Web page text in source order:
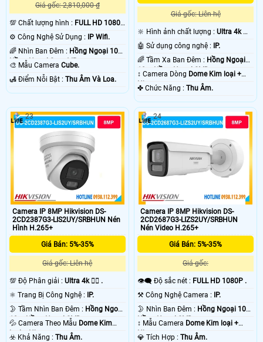
Giá gốc: 2,810,000 ₫
💯 Chất lượng hình : FULL HD 1080P
⚙ Công Nghệ Sử Dụng : IP Wifi.
🌈 Nhìn Ban Đêm : Hồng Ngoại 10m
Hồng Ngoại Smart IR.
🎨 Mẫu Camera Cube.
️🛃 Điểm Nỗi Bật : Thu Âm Và Loa.
Giá gốc: Liên hệ
🔆 Hình ảnh chất lượng :Ultra 4k 👍🏾
.
🤖️ Sử dụng công nghệ : IP.
🌈 Tầm Xa Ban Đêm : Hồng Ngoại
10m Hồng Ngoại SMD.
↕️ Camera Dòng Dome Kim loại +
Nhựa.
️✤ Chức Năng :Thu Âm.
Camera IP 8MP Hikvision DS-
2CD2387G3-LIS2UY/SRBHUN Nén
Hình H.265+
Giá Bán: 5%-35%
Giá gốc: Liên hệ
💯 Độ Phân giải : Ultra 4k 👍🏾 .
⚛️ Trang Bị Công Nghệ :
IP.
🌛 Tầm Nhìn Ban Đêm : Hồng Ngoại
10m Hồng Ngoại SMD.
💦 Camera Theo Mẫu Dome Kim
loại + Nhựa.
️☣️ Khả Năng : Thu Âm.
23
Camera IP 8MP Hikvision DS-
2CD2687G3-LIZS2UY/SRBHUN
Nén Video H.265+
Giá Bán: 5%-35%
Giá gốc:
👁️‍🗨 Độ sắc nét : FULL HD 1080P .
⚒ Công Nghệ Camera :
IP.
🌛 Nhìn Ban Đêm : Hồng Ngoại 10m
Hồng Ngoại SMD.
↕️ Mẫu Camera Dome Kim loại +
Nhựa.
️💎 Tích Hợp :Thu Âm.
24